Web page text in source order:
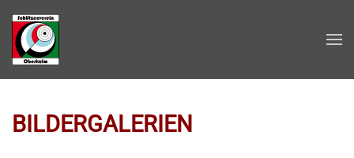
Zum Hauptinhalt springen
BILDERGALERIEN